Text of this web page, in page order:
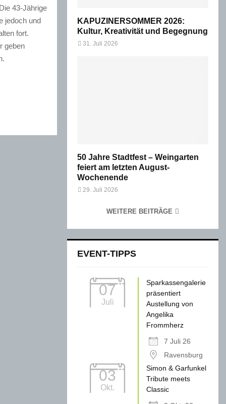
43-Jährige
jedoch und
fort.
geben
KAPUZINERSOMMER 2026:
Kultur, Kreativität und Begegnung
31. Juli 2026
50 Jahre Stadtfest – Weingarten
feiert am letzten August-
Wochenende
29. Juli 2026
WEITERE BEITRÄGE
EVENT-TIPPS
07
Juli
Sparkassengalerie
präsentiert
Austellung von
Angelika
Frommherz
7 Juli 26
Ravensburg
03
Okt.
Simon & Garfunkel
Tribute meets
Classic